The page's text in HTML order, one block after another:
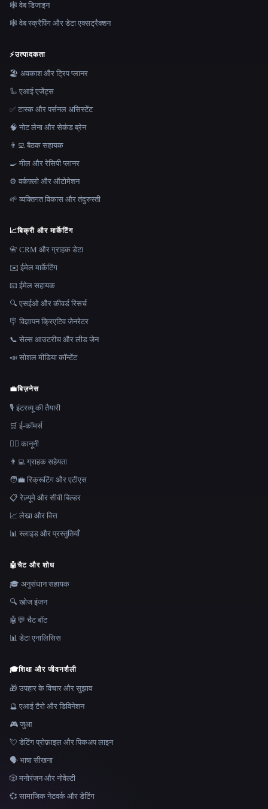
🕸 वेब डिजाइन
🕸️ वेब स्क्रैपिंग और डेटा एक्सट्रैक्शन
⚡उत्पादकता
🏖 अवकाश और ट्रिप प्लानर
🦾 एआई एजेंट्स
✅ टास्क और पर्सनल असिस्टेंट
🧠 नोट लेना और सेकंड ब्रेन
👨‍💻 बैठक सहायक
🍳 मील और रेसिपी प्लानर
⚙️ वर्कफ़्लो और ऑटोमेशन
🌱 व्यक्तिगत विकास और तंदुरुस्ती
📈बिक्री और मार्केटिंग
📇 CRM और ग्राहक डेटा
✉️ ईमेल मार्केटिंग
📧 ईमेल सहायक
🔍 एसईओ और कीवर्ड रिसर्च
🪧 विज्ञापन क्रिएटिव जेनरेटर
📞 सेल्स आउटरीच और लीड जेन
📣 सोशल मीडिया कॉन्टेंट
💼बिज़नेस
🎙️ इंटरव्यू की तैयारी
🛒 ई-कॉमर्स
👩‍⚖️ कानूनी
👨‍💻 ग्राहक सहेयता
🧑‍💼 रिक्रूटिंग और एटीएस
📋 रेज़्यूमे और सीवी बिल्डर
📈 लेखा और वित्त
📊 स्लाइड और प्रस्तुतियाँ
🤖चैट और शोध
🎓 अनुसंधान सहायक
🔍 खोज इंजन
🤖💬 चैट बॉट
📊 डेटा एनालिसिस
🎓शिक्षा और जीवनशैली
🎁 उपहार के विचार और सुझाव
🔮 एआई टैरो और डिविनेशन
🎮 जुआ
💘 डेटिंग प्रोफ़ाइल और पिकअप लाइन
🗣️ भाषा सीखना
🎲 मनोरंजन और नोवेल्टी
💞 सामाजिक नेटवर्क और डेटिंग